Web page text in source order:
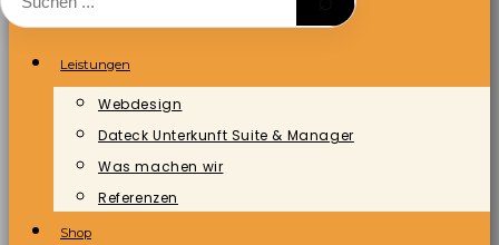
Leistungen
Webdesign
Dateck Unterkunft Suite & Manager
Was machen wir
Referenzen
Shop